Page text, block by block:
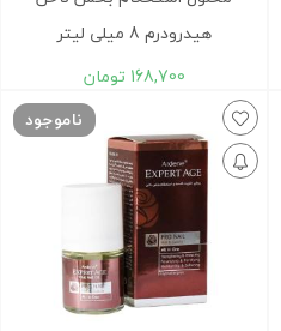
هیدرودرم 8 میلی لیتر
168,700 تومان
ناموجود